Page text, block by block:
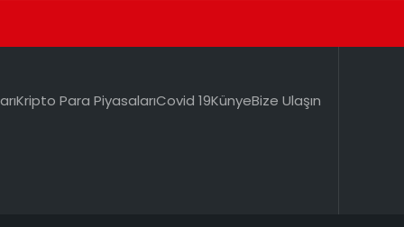
Kripto Para PiyasalarıCovid 19KünyeBize Ulaşın